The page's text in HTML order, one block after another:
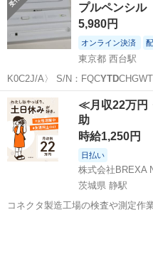
プルペンシル
5,980円
オンライン決済
東京都 西台駅
K0C2J/A〉 S/N：FQCYTD
東京 板橋区 西台駅 iPad
≪月収22万円
助
時給1,250円
日払い
株式会社BREXA
茨城県 静駅
コネクタ製造工場の検査や測定作